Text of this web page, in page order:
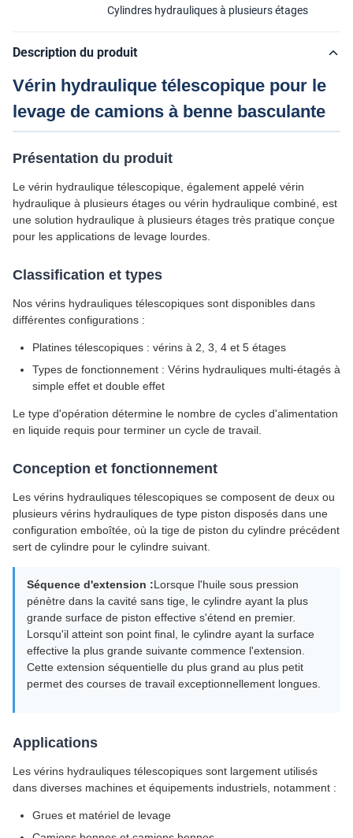
Cylindres hydrauliques à plusieurs étages
Description du produit
Vérin hydraulique télescopique pour le
levage de camions à benne basculante
Présentation du produit
Le vérin hydraulique télescopique, également appelé vérin
hydraulique à plusieurs étages ou vérin hydraulique combiné, est
une solution hydraulique à plusieurs étages très pratique conçue
pour les applications de levage lourdes.
Classification et types
Nos vérins hydrauliques télescopiques sont disponibles dans
différentes configurations :
Platines télescopiques : vérins à 2, 3, 4 et 5 étages
Types de fonctionnement : Vérins hydrauliques multi-étagés à
simple effet et double effet
Le type d'opération détermine le nombre de cycles d'alimentation
en liquide requis pour terminer un cycle de travail.
Conception et fonctionnement
Les vérins hydrauliques télescopiques se composent de deux ou
plusieurs vérins hydrauliques de type piston disposés dans une
configuration emboîtée, où la tige de piston du cylindre précédent
sert de cylindre pour le cylindre suivant.
Séquence d'extension :Lorsque l'huile sous pression
pénètre dans la cavité sans tige, le cylindre ayant la plus
grande surface de piston effective s'étend en premier.
Lorsqu'il atteint son point final, le cylindre ayant la surface
effective la plus grande suivante commence l'extension.
Cette extension séquentielle du plus grand au plus petit
permet des courses de travail exceptionnellement longues.
Applications
Les vérins hydrauliques télescopiques sont largement utilisés
dans diverses machines et équipements industriels, notamment :
Grues et matériel de levage